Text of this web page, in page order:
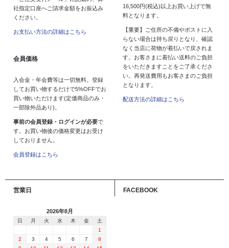
社指定口座へご請求金額をお振込み
ください。
お支払い方法の詳細はこちら
会員価格
入会金・年会費等は一切無料。登録
してお買い物するだけで5%OFFでお
買い物いただけます(定価商品のみ・
一部除外品あり)。
事前の会員登録・ログインが必要で
す。お買い物後の価格変更はお受け
しておりません。
会員登録はこちら
16,500円(税込)以上お買い上げで無
料となります。
【重要】ご住所の不備やポストに入
らない場合は持ち戻りとなり、確認
なく当店に荷物が着払いで戻されま
す。お客さまに着払い送料のご負担
をいただきますことをご了承くださ
い。再発送費用もお客さまのご負担
となります。
配送方法の詳細はこちら
営業日
2026年8月
日 月 火 水 木 金
土
1
2
3 4 5 6 7
8
FACEBOOK